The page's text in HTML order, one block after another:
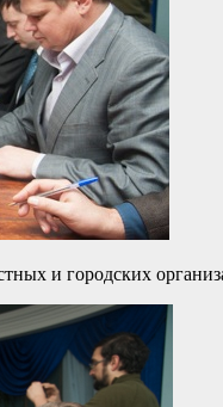
и городских